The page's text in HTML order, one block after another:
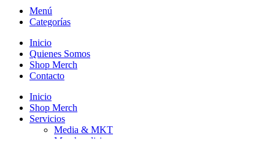
Menú
Categorías
Inicio
Quienes Somos
Shop Merch
Contacto
Inicio
Shop Merch
Servicios
Media & MKT
Merchandising